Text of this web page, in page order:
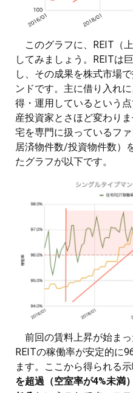
このグラフに、REIT（
してみましょう。REITは
し、その成果を株式市場
ンドです。主に借り入れ
得・運用しているという
産投資家とさほど変わり
宅を専門に扱っているフ
居済物件数/投資物件数）
たグラフが以下です。
前回の賃料上昇が始ま
REITの稼働率が安定的に
ます。ここから得られる示
を超過（空室率が4%未満